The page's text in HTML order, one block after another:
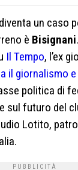
diventa un caso
è Bisignani
Il Tempo, l’ex
il giornalismo
politica di
sul futuro del
Lotito,